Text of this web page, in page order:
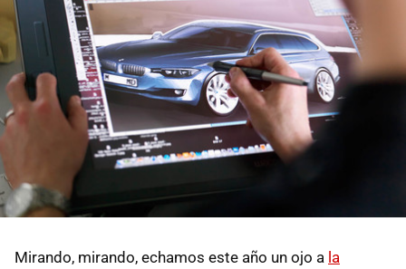
Mirando, mirando, echamos este año un ojo a la